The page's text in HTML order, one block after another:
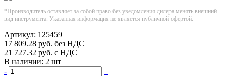
*Производитель оставляет за собой право без уведомления дилера менять внешний
вид инструмента. Указанная информация не является публичной офертой.
Артикул: 125459
17 809.28 руб. без НДС
21 727.32 руб. с НДС
В наличии: 2 шт
-
+